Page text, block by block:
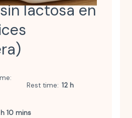
lactosa en
Rest time 12 h
h 10 mins